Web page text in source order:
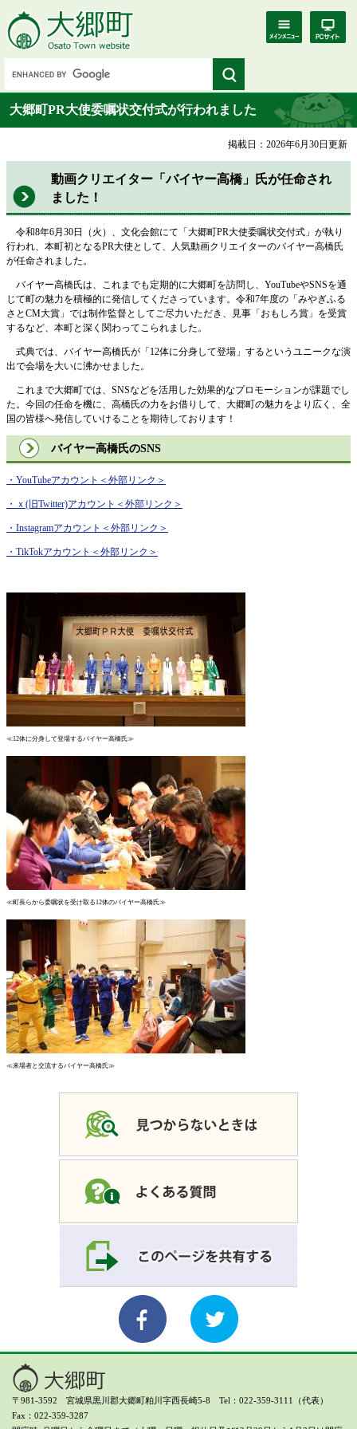
大郷町PR大使委嘱状交付式が行われました
掲載日：2026年6月30日更新
動画クリエイター「バイヤー高橋」氏が任命され
ました！
令和8年6月30日（火）、文化会館にて「大郷町PR大使委嘱状交付式」が執り
行われ、本町初となるPR大使として、人気動画クリエイターのバイヤー高橋氏
が任命されました。
バイヤー高橋氏は、これまでも定期的に大郷町を訪問し、YouTubeやSNSを通
じて町の魅力を積極的に発信してくださっています。令和7年度の「みやぎふる
さとCM大賞」では制作監督としてご尽力いただき、見事「おもしろ賞」を受賞
するなど、本町と深く関わってこられました。
式典では、バイヤー高橋氏が「12体に分身して登場」するというユニークな演
出で会場を大いに沸かせました。
これまで大郷町では、SNSなどを活用した効果的なプロモーションが課題でし
た。今回の任命を機に、高橋氏の力をお借りして、大郷町の魅力をより広く、全
国の皆様へ発信していけることを期待しております！
​バイヤー高橋氏のSNS
・YouTubeアカウント ＜外部リンク＞
・ｘ(旧Twitter)アカウント ＜外部リンク＞
・Instagramアカウント ＜外部リンク＞
・TikTokアカウント ＜外部リンク＞
≪12体に分身して登場するバイヤー高橋氏≫
≪町長らから委嘱状を受け取る12体のバイヤー高橋氏≫
≪来場者と交流するバイヤー高橋氏≫
〒981-3592 宮城県黒川郡大郷町粕川字西長崎5-8 Tel：022-359-3111（代表）
Fax：022-359-3287